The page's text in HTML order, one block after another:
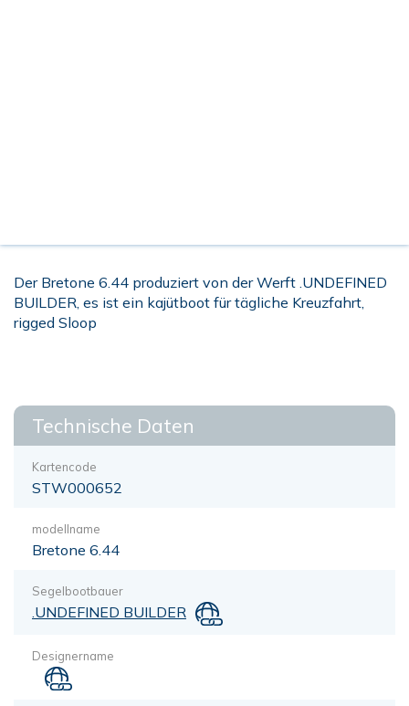
Der Bretone 6.44 produziert von der Werft .UNDEFINED
BUILDER, es ist ein kajütboot für tägliche Kreuzfahrt,
rigged Sloop
Technische Daten
Kartencode
STW000652
modellname
Bretone 6.44
Segelbootbauer
.UNDEFINED BUILDER
Designername